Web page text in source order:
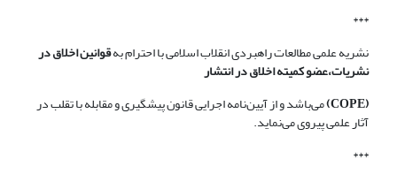
***
نشریه علمی مطالعات راهبردی انقلاب اسلامی با احترام بهقوانین اخلاق در
نشریات،عضو کمیته اخلاق در انتشار
(COPE)
می‌باشد و از آیین‌نامه اجرایی قانون پیشگیری و مقابله با تقلب در
آثار علمی پیروی می‌نماید.
***